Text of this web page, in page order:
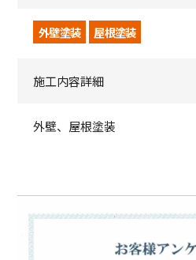
外壁塗装 屋根塗装
施工内容詳細
外壁、屋根塗装